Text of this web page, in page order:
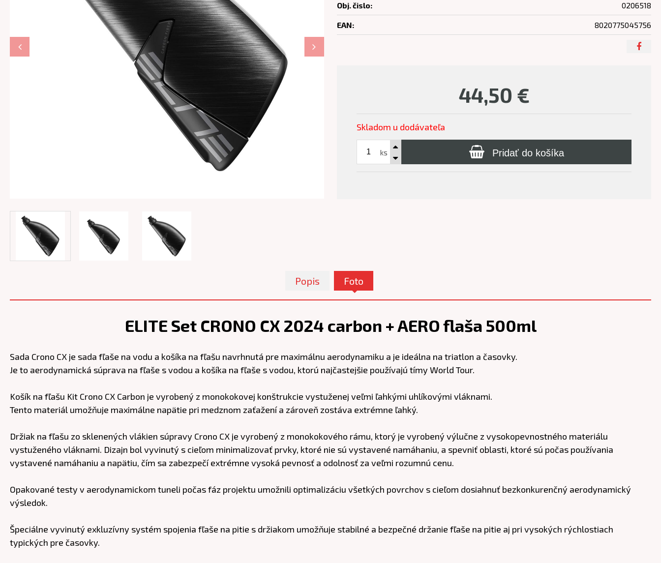
44,50 €
Skladom u dodávateľa
ks Pridať do košíka
Obj. čislo: 0206518
EAN: 8020775045756
Popis Foto
ELITE Set CRONO CX 2024 carbon + AERO flaša 500ml
Sada Crono CX je sada fľaše na vodu a košíka na fľašu navrhnutá pre maximálnu aerodynamiku a je ideálna na triatlon a časovky.
Je to aerodynamická súprava na fľaše s vodou a košíka na fľaše s vodou, ktorú najčastejšie používajú tímy World Tour.
Košík na fľašu Kit Crono CX Carbon je vyrobený z monokokovej konštrukcie vystuženej veľmi ľahkými uhlíkovými vláknami.
Tento materiál umožňuje maximálne napätie pri medznom zaťažení a zároveň zostáva extrémne ľahký.
Držiak na fľašu zo sklenených vlákien súpravy Crono CX je vyrobený z monokokového rámu, ktorý je vyrobený výlučne z vysokopevnostného materiálu
vystuženého vláknami. Dizajn bol vyvinutý s cieľom minimalizovať prvky, ktoré nie sú vystavené namáhaniu, a spevniť oblasti, ktoré sú počas používania
vystavené namáhaniu a napätiu, čím sa zabezpečí extrémne vysoká pevnosť a odolnosť za veľmi rozumnú cenu.
Opakované testy v aerodynamickom tuneli počas fáz projektu umožnili optimalizáciu všetkých povrchov s cieľom dosiahnuť bezkonkurenčný aerodynamický
výsledok.
Špeciálne vyvinutý exkluzívny systém spojenia fľaše na pitie s držiakom umožňuje stabilné a bezpečné držanie fľaše na pitie aj pri vysokých rýchlostiach
typických pre časovky.